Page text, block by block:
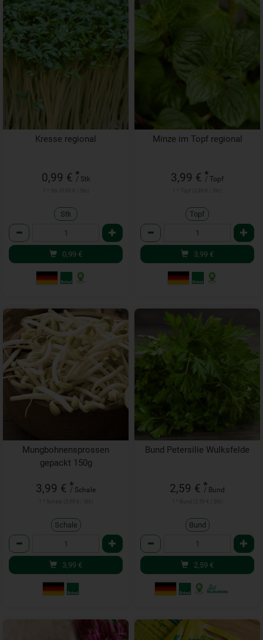
Kresse regional
0,99 € *
/ Stk
Stk
Anzahl
0,99 €
Minze im Topf regional
3,99 € *
/ Topf
Topf
Anzahl
3,99 €
Mungbohnensprossen
gepackt 150g
3,99 € *
/ Schale
Schale
Anzahl
3,99 €
Bund Petersilie Wulksfelde
2,59 € *
/ Bund
Bund
Anzahl
2,59 €